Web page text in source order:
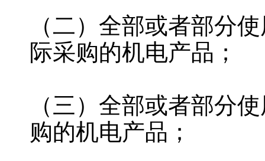
（二）全部或者部分
际采购的机电产品；
（三）全部或者部分
购的机电产品；